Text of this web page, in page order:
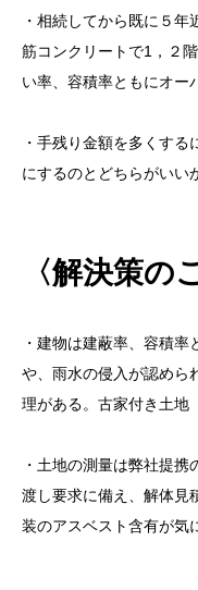
・相続してから既に５
筋コンクリートで1，２
い率、容積率ともにオー
・手残り金額を多くす
にするのとどちらがいい
〈解決策の
・建物は建蔽率、容積
や、雨水の侵入が認めら
理がある。古家付き土地
・土地の測量は弊社提
渡し要求に備え、解体見
装のアスベスト含有が気